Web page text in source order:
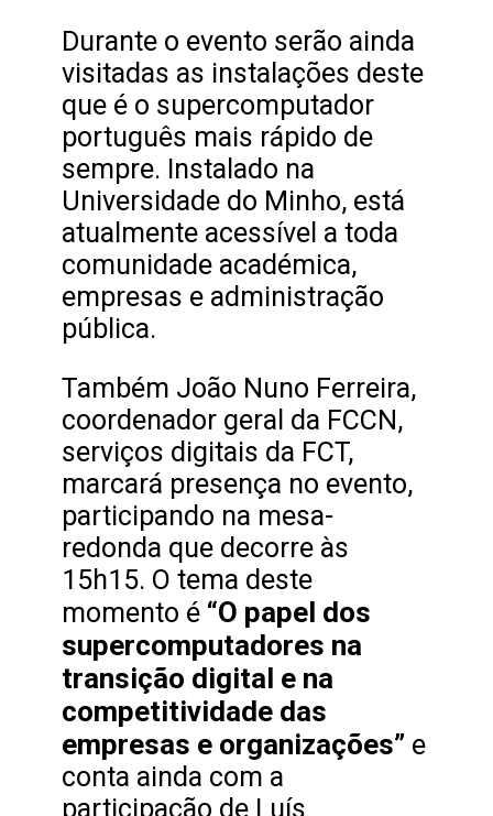
Durante o evento serão ainda
visitadas as instalações deste
que é o supercomputador
português mais rápido de
sempre. Instalado na
Universidade do Minho, está
atualmente acessível a toda
comunidade académica,
empresas e administração
pública.
Também João Nuno Ferreira,
coordenador geral da FCCN,
serviços digitais da FCT,
marcará presença no evento,
participando na mesa-
redonda que decorre às
15h15. O tema deste
momento é “O papel dos
supercomputadores na
transição digital e na
competitividade das
empresas e organizações” e
conta ainda com a
participação de Luís